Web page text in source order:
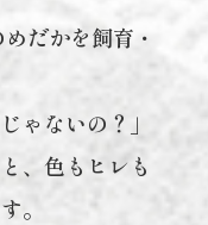
だかを飼育・
ゃないの？」
、色もヒレも
。